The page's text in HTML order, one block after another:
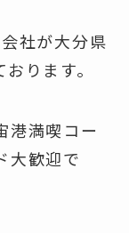
社が大分県
ります。
港満喫コー
大歓迎で